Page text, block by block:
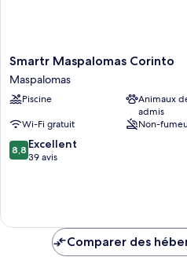
Smartr
Maspalomas
Corinto
Maspalomas
Smartr Maspalomas Corinto
Maspalomas
Piscine
Animaux
admis
Wi-Fi gratuit
Non-
8.8
sur
8,8 Excellent
39 avis
Comparer des